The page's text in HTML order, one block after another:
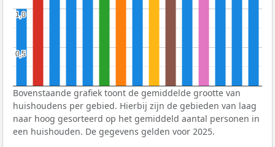
0,5
0,5
1,0
1,0
Bovenstaande grafiek toont de gemiddelde grootte van
huishoudens per gebied. Hierbij zijn de gebieden van laag
naar hoog gesorteerd op het gemiddeld aantal personen in
een huishouden. De gegevens gelden voor 2025.